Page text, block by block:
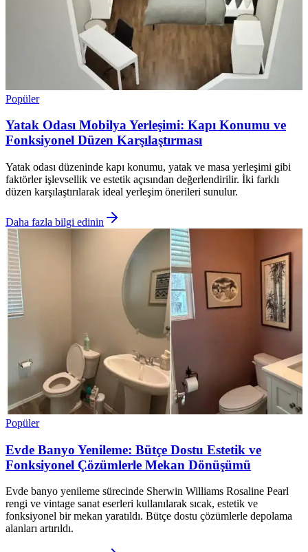
Popüler
Yatak Odası Mobilya Yerleşimi: Kapı Konumu ve
Fonksiyonel Düzen Karşılaştırması
Yatak odası düzeninde kapı konumu, yatak ve masa yerleşimi gibi
faktörler işlevsellik ve estetik açısından değerlendirilir. İki farklı
düzen karşılaştırılarak ideal yerleşim önerileri sunulur.
Daha fazla bilgi edinin
Popüler
Evde Banyo Yenileme: Bütçe Dostu Estetik ve
Fonksiyonel Çözümlerle Mekan Dönüşümü
Evde banyo yenileme sürecinde Sherwin Williams Rosaline Pearl
rengi ve vintage sanat eserleri kullanılarak sıcak, estetik ve
fonksiyonel bir mekan yaratıldı. Bütçe dostu çözümlerle depolama
alanları artırıldı.